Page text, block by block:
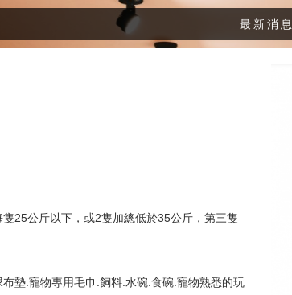
最新消息
隻25公斤以下，或2隻加總低於35公斤，第三隻
墊.寵物專用毛巾.飼料.水碗.食碗.寵物熟悉的玩